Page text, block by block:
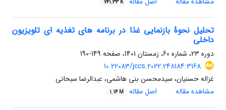
741.33 K
تحلیل نحوۀ بازنمایی غذا در برنامه های تغذیه ای تلویزیون
داخلی
دوره 23، شماره 60، زمستان 1401، صفحه
149-190
10.22083/jccs.2022.248184.3168
غزاله حسنیان، سیدمحسن بنی هاشمی، عبدالرضا سبحانی
مشاهده مقاله
اصل مقاله 1.14 M